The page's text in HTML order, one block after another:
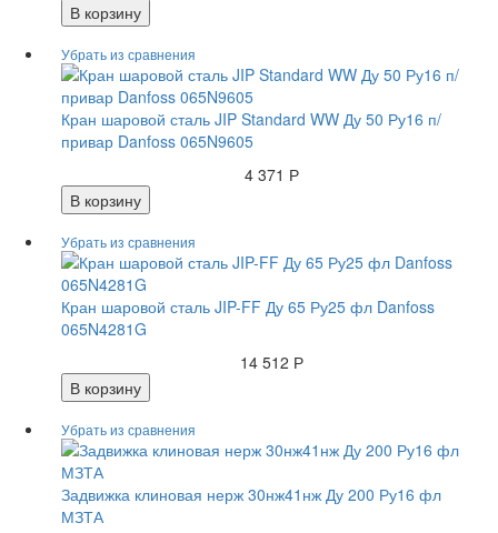
В корзину
Кран шаровой сталь JIP Standard WW Ду 50 Ру16 п/
привар Danfoss 065N9605
4 371 Р
В корзину
Кран шаровой сталь JIP-FF Ду 65 Ру25 фл Danfoss
065N4281G
14 512 Р
В корзину
Задвижка клиновая нерж 30нж41нж Ду 200 Ру16 фл
МЗТА